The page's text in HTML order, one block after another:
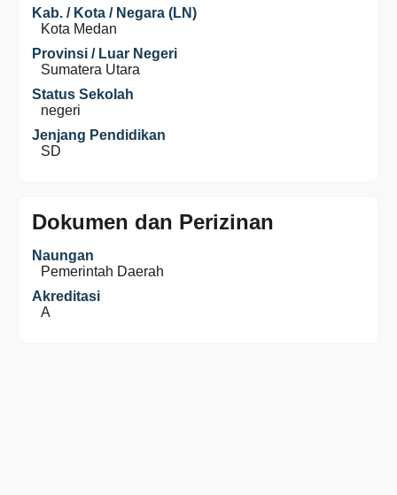
Kab. / Kota / Negara (LN)
Kota Medan
Provinsi / Luar Negeri
Sumatera Utara
Status Sekolah
negeri
Jenjang Pendidikan
SD
Dokumen dan Perizinan
Naungan
Pemerintah Daerah
Akreditasi
A